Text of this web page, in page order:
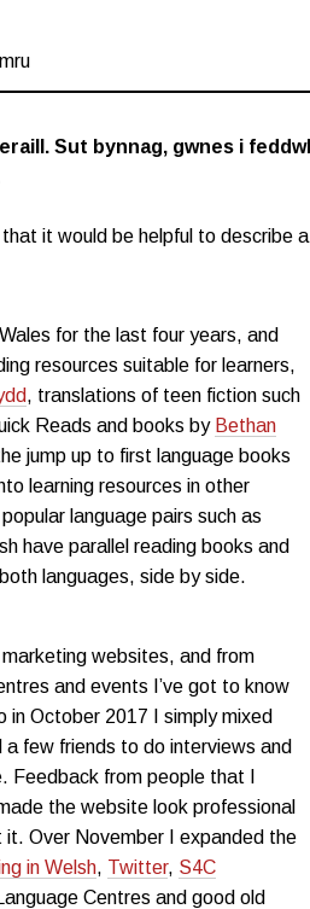
Sut bynnag, gwnes i feddwl
it would be helpful to describe a
for the last four years, and
resources suitable for learners,
, translations of teen fiction such
Reads and books by Bethan
jump up to first language books
learning resources in other
language pairs such as
have parallel reading books and
languages, side by side.
marketing websites, and from
and events I’ve got to know
in October 2017 I simply mixed
few friends to do interviews and
Feedback from people that I
the website look professional
Over November I expanded the
in Welsh, Twitter, S4C
Centres and good old